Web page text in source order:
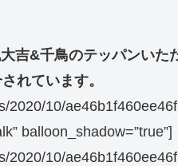
吉&千鳥のテッパンいた
れています。
10/
balloon_shadow=”true”]
10/